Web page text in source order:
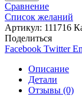
Сравнение
Список желаний
Артикул: 111716
Поделиться
Facebook Twitter
Описание
Детали
Отзывы (0)